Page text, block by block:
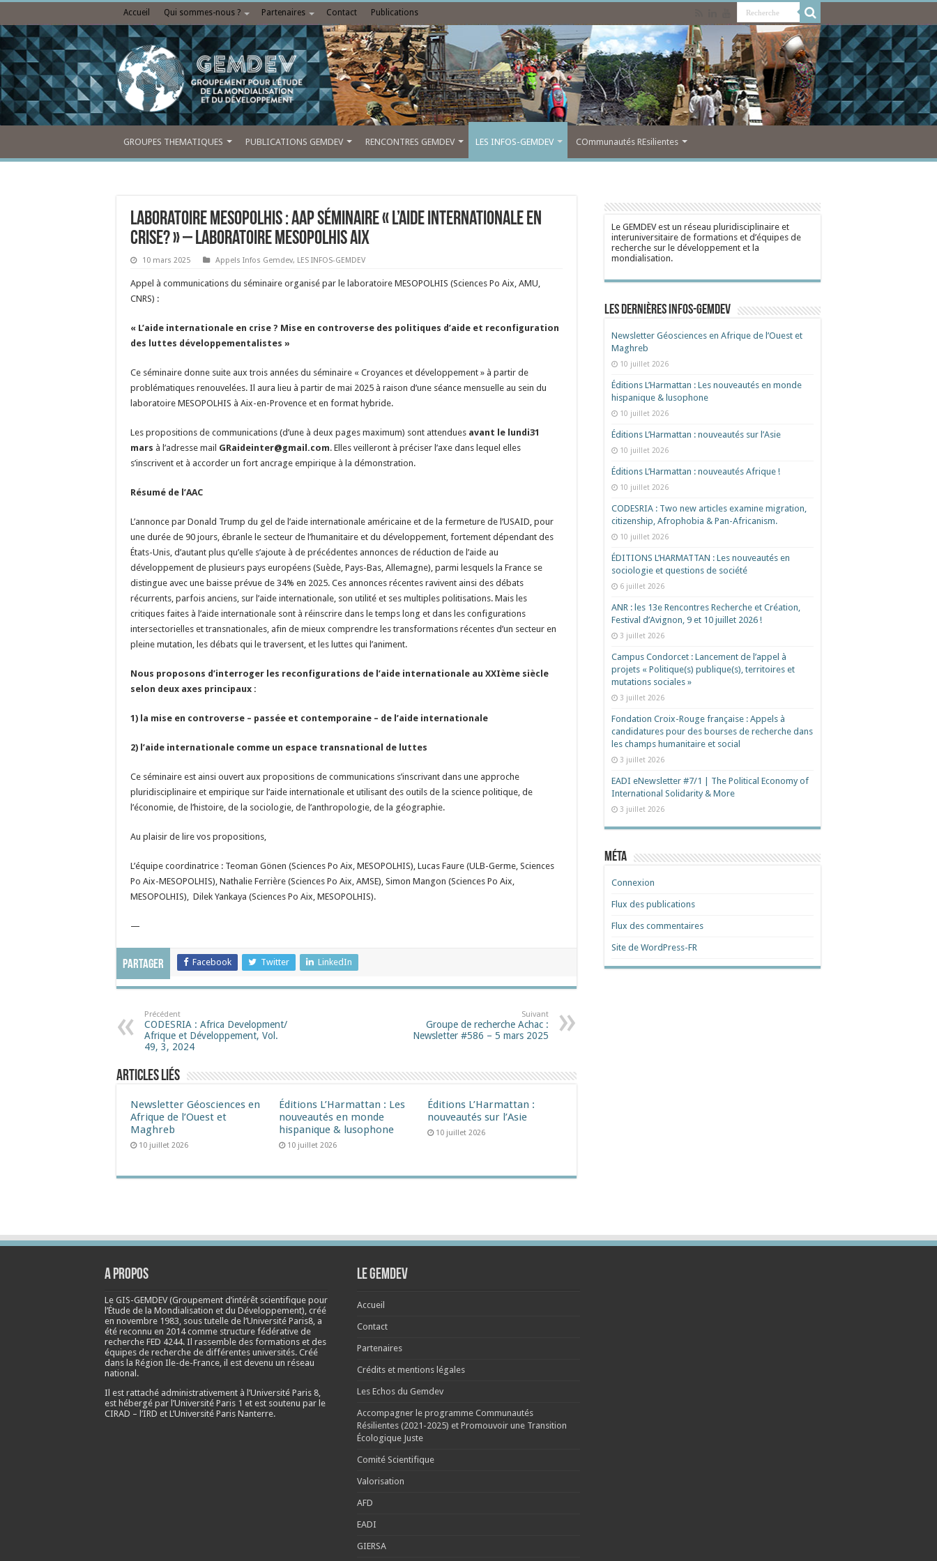
Accueil Qui sommes-nous ? Partenaires Contact Publications
GROUPES THEMATIQUES PUBLICATIONS GEMDEV RENCONTRES GEMDEV LES INFOS-GEMDEV COmmunautés REsilientes
Laboratoire MESOPOLHIS : AAP séminaire « L’aide internationale en
crise? » – Laboratoire Mesopolhis Aix
10 mars 2025 Appels Infos Gemdev, LES INFOS-GEMDEV
Appel à communications du séminaire organisé par le laboratoire MESOPOLHIS (Sciences Po Aix, AMU,
CNRS) :
« L’aide internationale en crise ? Mise en controverse des politiques d’aide et reconfiguration
des luttes développementalistes »
Ce séminaire donne suite aux trois années du séminaire « Croyances et développement » à partir de
problématiques renouvelées. Il aura lieu à partir de mai 2025 à raison d’une séance mensuelle au sein du
laboratoire MESOPOLHIS à Aix-en-Provence et en format hybride.
Les propositions de communications (d’une à deux pages maximum) sont attendues avant le lundi31
mars à l’adresse mail GRaideinter@gmail.com. Elles veilleront à préciser l’axe dans lequel elles
s’inscrivent et à accorder un fort ancrage empirique à la démonstration.
Résumé de l’AAC
L’annonce par Donald Trump du gel de l’aide internationale américaine et de la fermeture de l’USAID, pour
une durée de 90 jours, ébranle le secteur de l’humanitaire et du développement, fortement dépendant des
États-Unis, d’autant plus qu’elle s’ajoute à de précédentes annonces de réduction de l’aide au
développement de plusieurs pays européens (Suède, Pays-Bas, Allemagne), parmi lesquels la France se
distingue avec une baisse prévue de 34% en 2025. Ces annonces récentes ravivent ainsi des débats
récurrents, parfois anciens, sur l’aide internationale, son utilité et ses multiples politisations. Mais les
critiques faites à l’aide internationale sont à réinscrire dans le temps long et dans les configurations
intersectorielles et transnationales, afin de mieux comprendre les transformations récentes d’un secteur en
pleine mutation, les débats qui le traversent, et les luttes qui l’animent.
Nous proposons d’interroger les reconfigurations de l’aide internationale au XXIème siècle
selon deux axes principaux :
1) la mise en controverse – passée et contemporaine – de l’aide internationale
2) l’aide internationale comme un espace transnational de luttes
Ce séminaire est ainsi ouvert aux propositions de communications s’inscrivant dans une approche
pluridisciplinaire et empirique sur l’aide internationale et utilisant des outils de la science politique, de
l’économie, de l’histoire, de la sociologie, de l’anthropologie, de la géographie.
Au plaisir de lire vos propositions,
L’équipe coordinatrice : Teoman Gönen (Sciences Po Aix, MESOPOLHIS), Lucas Faure (ULB-Germe, Sciences
Po Aix-MESOPOLHIS), Nathalie Ferrière (Sciences Po Aix, AMSE), Simon Mangon (Sciences Po Aix,
MESOPOLHIS), Dilek Yankaya (Sciences Po Aix, MESOPOLHIS).
—
Partager Facebook Twitter LinkedIn
Précédent
CODESRIA : Africa Development/
Afrique et Développement, Vol.
49, 3, 2024
Suivant
Groupe de recherche Achac :
Newsletter #586 – 5 mars 2025
Articles liés
Newsletter Géosciences en
Afrique de l’Ouest et
Maghreb
10 juillet 2026
Éditions L’Harmattan : Les
nouveautés en monde
hispanique & lusophone
10 juillet 2026
Éditions L’Harmattan :
nouveautés sur l’Asie
10 juillet 2026
Le GEMDEV est un réseau pluridisciplinaire et
interuniversitaire de formations et d’équipes de
recherche sur le développement et la
mondialisation.
Les dernières Infos-Gemdev
Newsletter Géosciences en Afrique de l’Ouest et
Maghreb
10 juillet 2026
Éditions L’Harmattan : Les nouveautés en monde
hispanique & lusophone
10 juillet 2026
Éditions L’Harmattan : nouveautés sur l’Asie
10 juillet 2026
Éditions L’Harmattan : nouveautés Afrique !​
10 juillet 2026
CODESRIA : Two new articles examine migration,
citizenship, Afrophobia & Pan-Africanism.
10 juillet 2026
ÉDITIONS L’HARMATTAN : Les nouveautés en
sociologie et questions de société
6 juillet 2026
ANR : les 13e Rencontres Recherche et Création,
Festival d’Avignon, 9 et 10 juillet 2026 !
3 juillet 2026
Campus Condorcet : Lancement de l’appel à
projets « Politique(s) publique(s), territoires et
mutations sociales »
3 juillet 2026
Fondation Croix-Rouge française : Appels à
candidatures pour des bourses de recherche dans
les champs humanitaire et social
3 juillet 2026
EADI eNewsletter #7/1 | The Political Economy of
International Solidarity & More
3 juillet 2026
Méta
Connexion
Flux des publications
Flux des commentaires
Site de WordPress-FR
A propos
Le GIS-GEMDEV (Groupement d’intérêt scientifique pour
l’Étude de la Mondialisation et du Développement), créé
en novembre 1983, sous tutelle de l’Université Paris8, a
été reconnu en 2014 comme structure fédérative de
recherche FED 4244. Il rassemble des formations et des
équipes de recherche de différentes universités. Créé
dans la Région Ile-de-France, il est devenu un réseau
national.
Il est rattaché administrativement à l’Université Paris 8,
est hébergé par l’Université Paris 1 et est soutenu par le
CIRAD – l’IRD et L’Université Paris Nanterre.
Le Gemdev
Accueil
Contact
Partenaires
Crédits et mentions légales
Les Echos du Gemdev
Accompagner le programme Communautés
Résilientes (2021-2025) et Promouvoir une Transition
Écologique Juste
Comité Scientifique
Valorisation
AFD
EADI
GIERSA